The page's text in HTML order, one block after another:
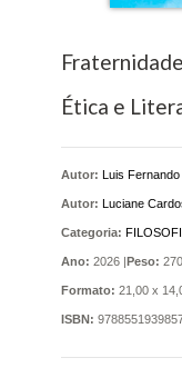
Ética e
Autor: Luis
Autor: Luciane
Categoria:
Ano: 2026 | Peso:
Formato: 21,00 x
ISBN: